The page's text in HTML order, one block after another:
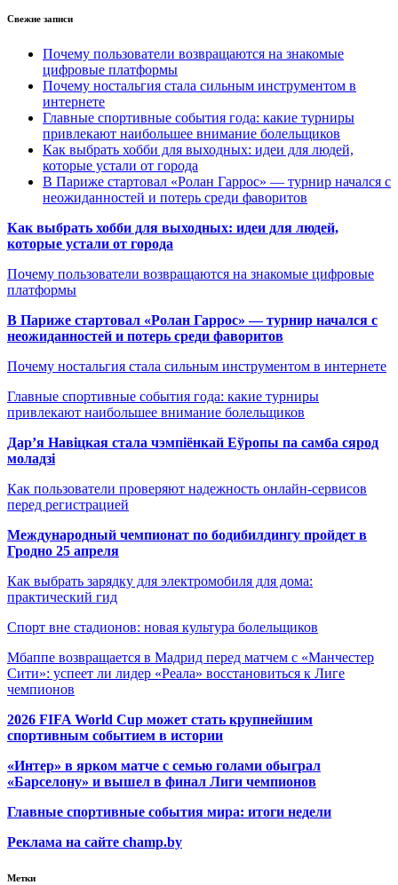
Свежие записи
Почему пользователи возвращаются на знакомые
цифровые платформы
Почему ностальгия стала сильным инструментом в
интернете
Главные спортивные события года: какие турниры
привлекают наибольшее внимание болельщиков
Как выбрать хобби для выходных: идеи для людей,
которые устали от города
В Париже стартовал «Ролан Гаррос» — турнир начался с
неожиданностей и потерь среди фаворитов
Как выбрать хобби для выходных: идеи для людей,
которые устали от города
Почему пользователи возвращаются на знакомые цифровые
платформы
В Париже стартовал «Ролан Гаррос» — турнир начался с
неожиданностей и потерь среди фаворитов
Почему ностальгия стала сильным инструментом в интернете
Главные спортивные события года: какие турниры
привлекают наибольшее внимание болельщиков
Дар’я Навіцкая стала чэмпіёнкай Еўропы па самба сярод
моладзі
Как пользователи проверяют надежность онлайн-сервисов
перед регистрацией
Международный чемпионат по бодибилдингу пройдет в
Гродно 25 апреля
Как выбрать зарядку для электромобиля для дома:
практический гид
Спорт вне стадионов: новая культура болельщиков
Мбаппе возвращается в Мадрид перед матчем с «Манчестер
Сити»: успеет ли лидер «Реала» восстановиться к Лиге
чемпионов
2026 FIFA World Cup может стать крупнейшим
спортивным событием в истории
«Интер» в ярком матче с семью голами обыграл
«Барселону» и вышел в финал Лиги чемпионов
Главные спортивные события мира: итоги недели
Реклама на сайте champ.by
Метки